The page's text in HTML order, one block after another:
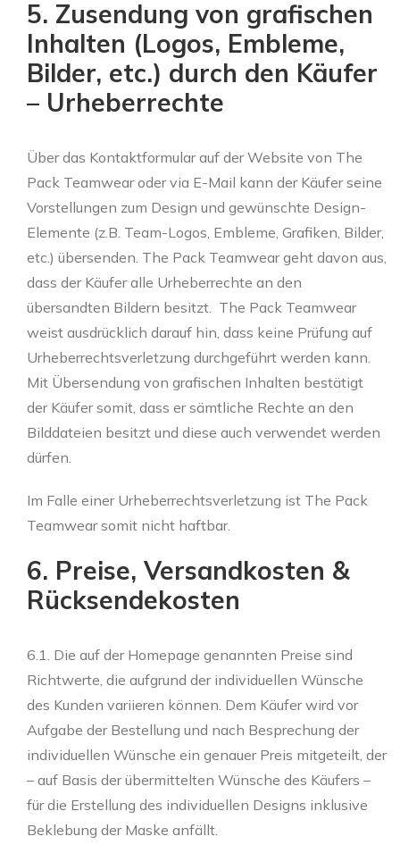
5. Zusendung von grafischen
Inhalten (Logos, Embleme,
Bilder, etc.) durch den Käufer
– Urheberrechte
Über das Kontaktformular auf der Website von The
Pack Teamwear oder via E-Mail kann der Käufer seine
Vorstellungen zum Design und gewünschte Design-
Elemente (z.B. Team-Logos, Embleme, Grafiken, Bilder,
etc.) übersenden. The Pack Teamwear geht davon aus,
dass der Käufer alle Urheberrechte an den
übersandten Bildern besitzt. The Pack Teamwear
weist ausdrücklich darauf hin, dass keine Prüfung auf
Urheberrechtsverletzung durchgeführt werden kann.
Mit Übersendung von grafischen Inhalten bestätigt
der Käufer somit, dass er sämtliche Rechte an den
Bilddateien besitzt und diese auch verwendet werden
dürfen.
Im Falle einer Urheberrechtsverletzung ist The Pack
Teamwear somit nicht haftbar.
6. Preise, Versandkosten &
Rücksendekosten
6.1. Die auf der Homepage genannten Preise sind
Richtwerte, die aufgrund der individuellen Wünsche
des Kunden variieren können. Dem Käufer wird vor
Aufgabe der Bestellung und nach Besprechung der
individuellen Wünsche ein genauer Preis mitgeteilt, der
– auf Basis der übermittelten Wünsche des Käufers –
für die Erstellung des individuellen Designs inklusive
Beklebung der Maske anfällt.